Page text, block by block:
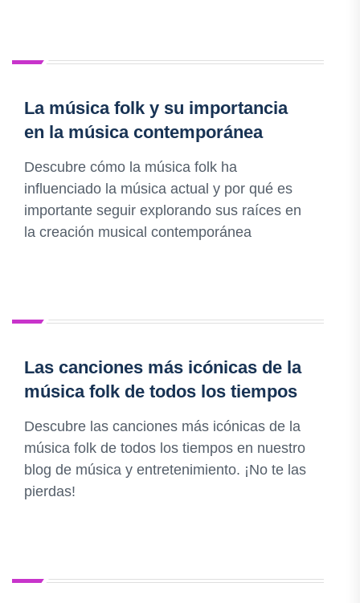
La música folk y su importancia
en la música contemporánea
Descubre cómo la música folk ha
influenciado la música actual y por qué es
importante seguir explorando sus raíces en
la creación musical contemporánea
Las canciones más icónicas de la
música folk de todos los tiempos
Descubre las canciones más icónicas de la
música folk de todos los tiempos en nuestro
blog de música y entretenimiento. ¡No te las
pierdas!